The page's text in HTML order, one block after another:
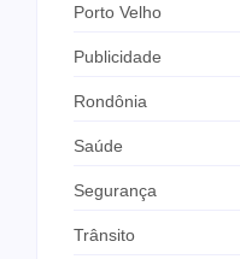
Porto Velho
Publicidade
Rondônia
Saúde
Segurança
Trânsito